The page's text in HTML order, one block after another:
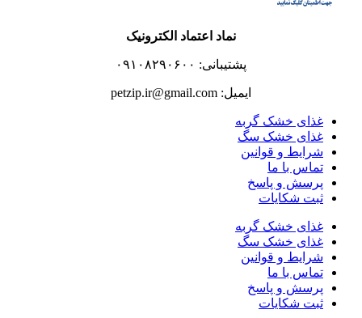
نماد اعتماد الکترونیک
پشتیبانی: ۰۹۱۰۸۲۹۰۶۰۰
ایمیل: petzip.ir@gmail.com
غذای خشک گربه
غذای خشک سگ
شرایط و قوانین
تماس با ما
پرسش و پاسخ
ثبت شکایات
غذای خشک گربه
غذای خشک سگ
شرایط و قوانین
تماس با ما
پرسش و پاسخ
ثبت شکایات